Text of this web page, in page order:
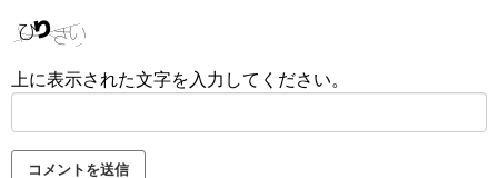
上に表示された文字を入力してください。